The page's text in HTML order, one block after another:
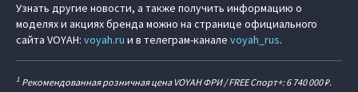
Узнать другие новости, а также получить информацию о
моделях и акциях бренда можно на странице официального
сайта VOYAH: voyah.ru и в телеграм-канале voyah_rus.
1 Рекомендованная розничная цена VOYAH ФРИ / FREE Спорт+: 6 740 000 ₽.